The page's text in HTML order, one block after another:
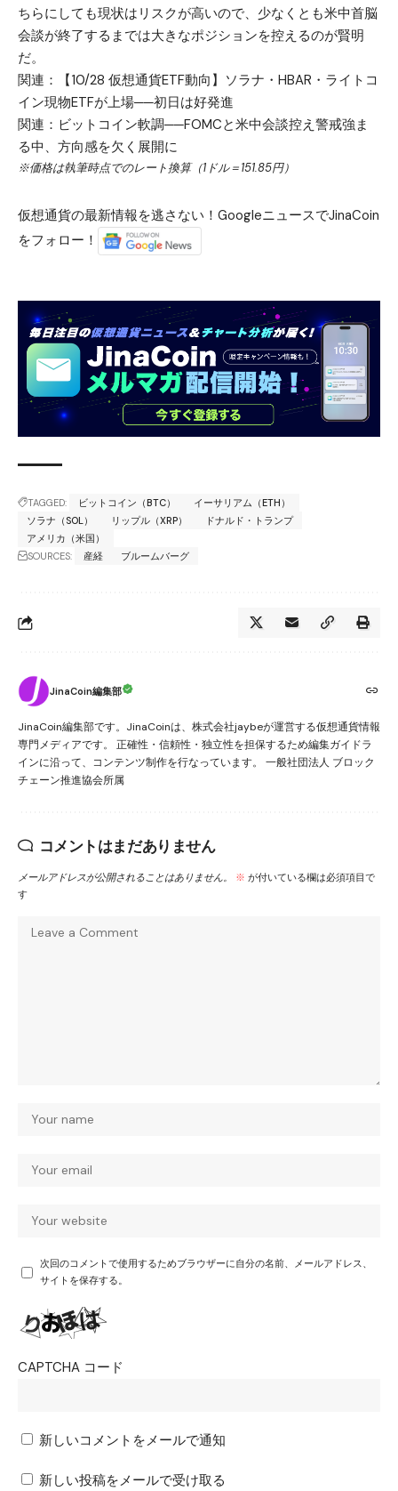
ちらにしても現状はリスクが高いので、少なくとも米中首脳
会談が終了するまでは大きなポジションを控えるのが賢明
だ。
関連：
【10/28 仮想通貨ETF動向】ソラナ・HBAR・ライトコ
イン現物ETFが上場──初日は好発進
関連： ビットコイン軟調──FOMCと米中会談控え警戒強ま
る中、方向感を欠く展開に
※価格は執筆時点でのレート換算（1ドル＝151.85円）
仮想通貨の最新情報を逃さない！GoogleニュースでJinaCoin
をフォロー！
TAGGED: ビットコイン（BTC）
イーサリアム（ETH）
ソラナ（SOL）
リップル（XRP）
ドナルド・トランプ
アメリカ（米国）
SOURCES:
産経 ブルームバーグ
JinaCoin編集部
JinaCoin編集部です。JinaCoinは、株式会社jaybeが運営する仮想通貨情報
専門メディアです。 正確性・信頼性・独立性を担保するため編集ガイドラ
インに沿って、コンテンツ制作を行なっています。 一般社団法人 ブロック
チェーン推進協会所属
コメントはまだありません
メールアドレスが公開されることはありません。 ※ が付いている欄は必須項目で
す
次回のコメントで使用するためブラウザーに自分の名前、メールアドレス、
サイトを保存する。
CAPTCHA コード
新しいコメントをメールで通知
新しい投稿をメールで受け取る